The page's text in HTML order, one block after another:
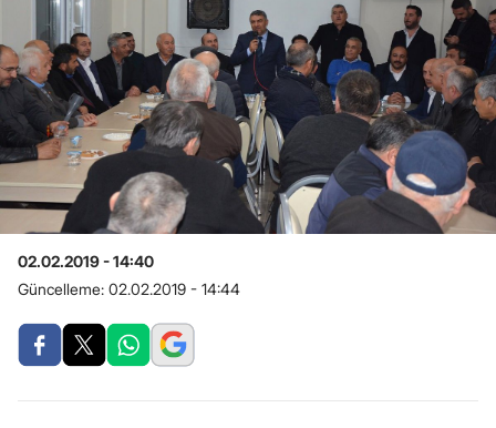
02.02.2019 - 14:40
Güncelleme: 02.02.2019 - 14:44